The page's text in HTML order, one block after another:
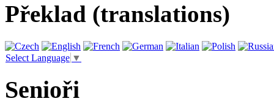
Překlad (translations)
Select Language ▼
Senioři